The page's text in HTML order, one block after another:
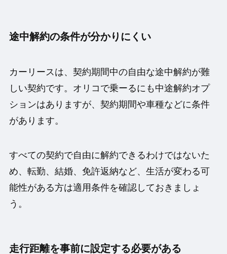
途中解約の条件が分かりにくい
カーリースは、契約期間中の自由な途中解約が難
しい契約です。オリコで乗ーるにも中途解約オプ
ションはありますが、契約期間や車種などに条件
があります。
すべての契約で自由に解約できるわけではないた
め、転勤、結婚、免許返納など、生活が変わる可
能性がある方は適用条件を確認しておきましょ
う。
走行距離を事前に設定する必要がある